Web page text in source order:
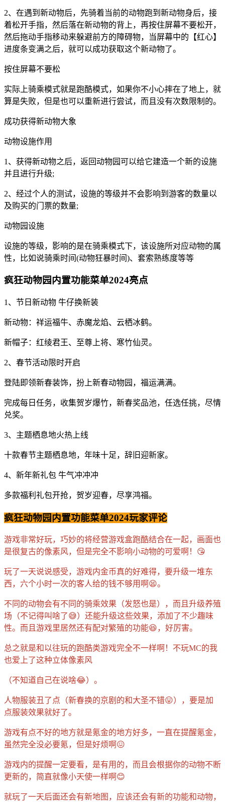
2、在遇到新动物后，先骑着当前的动物跑到新动物身后，接
着松开手指，然后落在新动物的背上，再按住屏幕不要松开，
然后拖动手指移动来躲避前方的障碍物，当屏幕中的【红心】
进度条变满之后，就可以成功获取这个新动物了。
按住屏幕不要松
实际上骑乘模式就是跑酷模式，如果你不小心摔在了地上，就
算是失败，但是也可以重新进行尝试，而且没有次数限制的。
成功获得新动物大象
动物设施作用
1、获得新动物之后，返回动物园可以给它建造一个新的设施
并且进行升级;
2、经过个人的测试，设施的等级并不会影响到游客的数量以
及购买的门票的数量;
动物园设施
设施的等级，影响的是在骑乘模式下，该设施所对应动物的属
性，比如说骑乘时间(动物狂暴时间)、套索熟练度等等
疯狂动物园内置功能菜单2024亮点
1、节日新动物 牛仔换新装
新动物：祥运福牛、赤魔龙焰、云栖冰鹤。
新帽子：红绫君王、至尊上将、寒竹仙灵。
2、春节活动限时开启
登陆即领新春装饰，扮上新春动物园，福运满满。
完成每日任务，收集贺岁爆竹，新春奖品池，任选任挑，尽情
兑奖。
3、主题栖息地火热上线
十款春节主题栖息地，年味十足，辞旧迎新家。
4、新年新礼包 牛气冲冲冲
多款福利礼包开抢，贺岁迎春，尽享鸿福。
疯狂动物园内置功能菜单2024玩家评论
游戏非常好玩，巧妙的将经营游戏盒跑酷结合在一起，画面也
是很复古的像素风，但是完全不影响小动物的可爱啊！😘
玩了一天说说感受，游戏内金币真的好难得，要升级一堆东
西，六个小时一次的客人给的钱不够用啊😫。
不同的动物会有不同的骑乘效果（发怒也是），而且升级养殖
场（不记得叫啥了😅）还能升级这些效果，添加了不少趣味
性。而且游戏里居然还有配对繁殖的功能😆，好厉害。
总之就是和以往玩的跑酷类游戏完全不一样啊！不玩MC的我
也爱上了这种立体像素风
（不知道自己在说啥😂）。
人物服装丑了点（新春换的京剧的和大圣不错😛），要是加
点服装效果就好了。
游戏有点不好的地方就是氪金的地方好多，一直在提醒氪金，
虽然完全没必要氪，但是好烦啊😖
游戏内的提醒一定要看，是有用的，而且会根据你的动物不断
更新的，简直就像小天使一样啊😊
就玩了一天后面还会有新地图，应该还会有新的功能和动物，